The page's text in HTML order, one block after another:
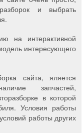
и выбрать
на интерактивной
интересующего
сайта, яляется
запчастей,
в которой
Условия работы
работы других